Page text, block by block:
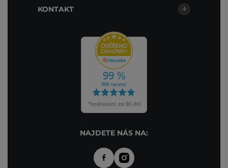
KONTAKT
NAJDETE NÁS NA: